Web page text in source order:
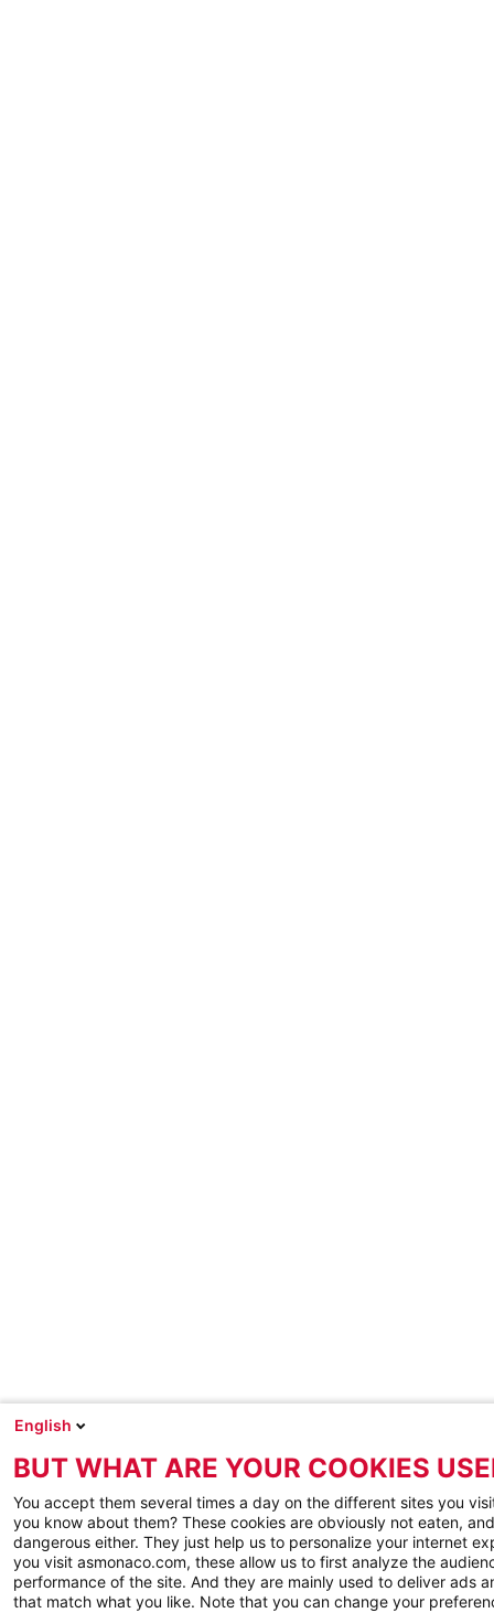
English
BUT WHAT ARE YOUR COOKIES
You accept them several times a day on the different sites you
you know about them? These cookies are obviously not eaten,
dangerous either. They just help us to personalize your internet
you visit asmonaco.com, these allow us to first analyze the
performance of the site. And they are mainly used to deliver ads
that match what you like. Note that you can change your